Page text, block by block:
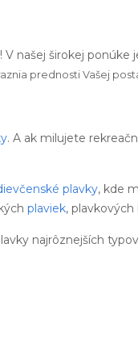
V našej širokej
prednosti Vašej
. A ak milujete
plavky, kde
plaviek,
najrôznejších